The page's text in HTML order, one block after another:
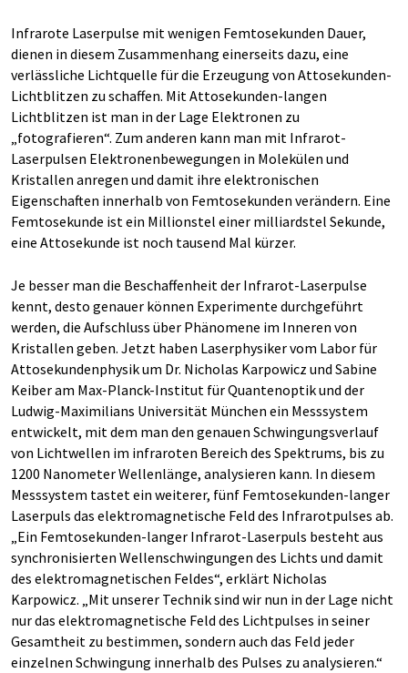
Infrarote Laserpulse mit wenigen Femtosekunden Dauer,
dienen in diesem Zusammenhang einerseits dazu, eine
verlässliche Lichtquelle für die Erzeugung von Attosekunden-
Lichtblitzen zu schaffen. Mit Attosekunden-langen
Lichtblitzen ist man in der Lage Elektronen zu
„fotografieren“. Zum anderen kann man mit Infrarot-
Laserpulsen Elektronenbewegungen in Molekülen und
Kristallen anregen und damit ihre elektronischen
Eigenschaften innerhalb von Femtosekunden verändern. Eine
Femtosekunde ist ein Millionstel einer milliardstel Sekunde,
eine Attosekunde ist noch tausend Mal kürzer.
Je besser man die Beschaffenheit der Infrarot-Laserpulse
kennt, desto genauer können Experimente durchgeführt
werden, die Aufschluss über Phänomene im Inneren von
Kristallen geben. Jetzt haben Laserphysiker vom Labor für
Attosekundenphysik um Dr. Nicholas Karpowicz und Sabine
Keiber am Max-Planck-Institut für Quantenoptik und der
Ludwig-Maximilians Universität München ein Messsystem
entwickelt, mit dem man den genauen Schwingungsverlauf
von Lichtwellen im infraroten Bereich des Spektrums, bis zu
1200 Nanometer Wellenlänge, analysieren kann. In diesem
Messsystem tastet ein weiterer, fünf Femtosekunden-langer
Laserpuls das elektromagnetische Feld des Infrarotpulses ab.
„Ein Femtosekunden-langer Infrarot-Laserpuls besteht aus
synchronisierten Wellenschwingungen des Lichts und damit
des elektromagnetischen Feldes“, erklärt Nicholas
Karpowicz. „Mit unserer Technik sind wir nun in der Lage nicht
nur das elektromagnetische Feld des Lichtpulses in seiner
Gesamtheit zu bestimmen, sondern auch das Feld jeder
einzelnen Schwingung innerhalb des Pulses zu analysieren.“